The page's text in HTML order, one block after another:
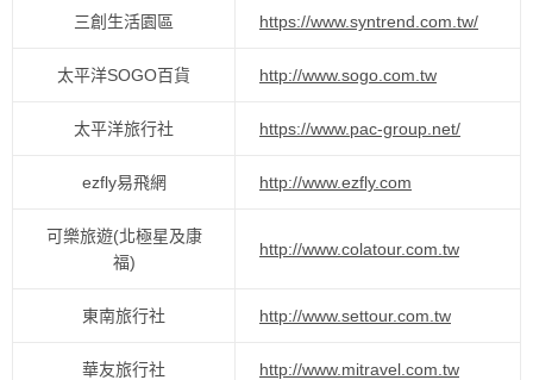
三創生活園區 https://www.syntrend.com.tw/
太平洋SOGO百貨 http://www.sogo.com.tw
太平洋旅行社 https://www.pac-group.net/
ezfly易飛網 http://www.ezfly.com
可樂旅遊(北極星及康
福)
http://www.colatour.com.tw
東南旅行社 http://www.settour.com.tw
華友旅行社 http://www.mitravel.com.tw